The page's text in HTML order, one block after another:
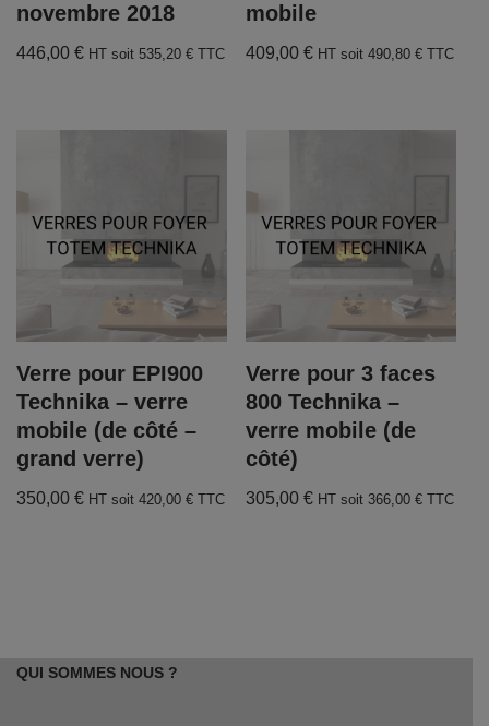
novembre 2018
446,00 € HT soit 535,20 € TTC
mobile
409,00 € HT soit 490,80 €TTC
Verre pour EPI900
Technika – verre
mobile (de côté –
grand verre)
350,00 € HT soit 420,00 € TTC
Verre pour 3 faces
800 Technika –
verre mobile (de
côté)
305,00 € HT soit 366,00 €TTC
QUI SOMMES NOUS ?